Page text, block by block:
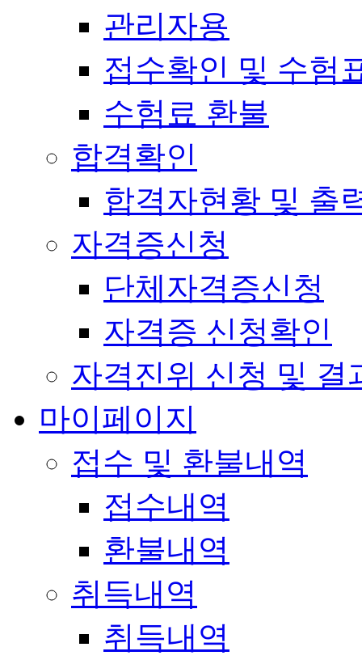
관리자용
접수확인 및 수험
수험료 환불
합격확인
합격자현황 및 출
자격증신청
단체자격증신청
자격증 신청확인
자격진위 신청 및 결
마이페이지
접수 및 환불내역
접수내역
환불내역
취득내역
취득내역